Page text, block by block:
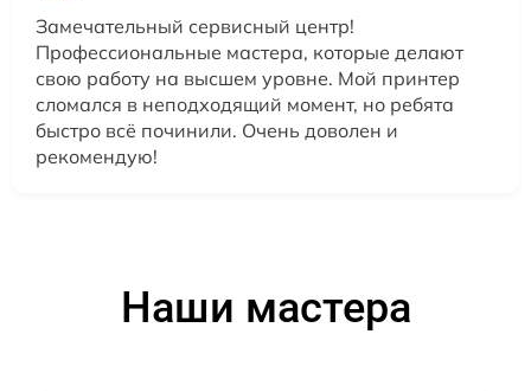
Замечательный сервисный центр!
Профессиональные мастера, которые делают
свою работу на высшем уровне. Мой принтер
сломался в неподходящий момент, но ребята
быстро всё починили. Очень доволен и
рекомендую!
Наши мастера